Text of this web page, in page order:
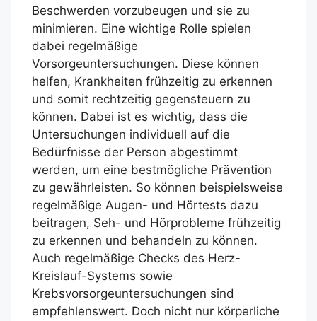
Beschwerden vorzubeugen und sie zu
minimieren. Eine wichtige Rolle spielen
dabei regelmäßige
Vorsorgeuntersuchungen. Diese können
helfen, Krankheiten frühzeitig zu erkennen
und somit rechtzeitig gegensteuern zu
können. Dabei ist es wichtig, dass die
Untersuchungen individuell auf die
Bedürfnisse der Person abgestimmt
werden, um eine bestmögliche Prävention
zu gewährleisten. So können beispielsweise
regelmäßige Augen- und Hörtests dazu
beitragen, Seh- und Hörprobleme frühzeitig
zu erkennen und behandeln zu können.
Auch regelmäßige Checks des Herz-
Kreislauf-Systems sowie
Krebsvorsorgeuntersuchungen sind
empfehlenswert. Doch nicht nur körperliche